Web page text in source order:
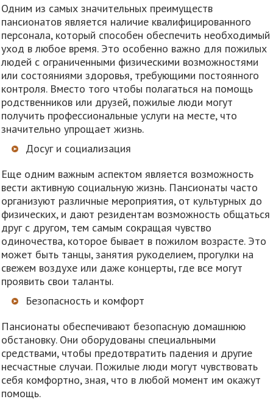
Одним из самых значительных преимуществ
пансионатов является наличие квалифицированного
персонала, который способен обеспечить необходимый
уход в любое время. Это особенно важно для пожилых
людей с ограниченными физическими возможностями
или состояниями здоровья, требующими постоянного
контроля. Вместо того чтобы полагаться на помощь
родственников или друзей, пожилые люди могут
получить профессиональные услуги на месте, что
значительно упрощает жизнь.
Досуг и социализация
Еще одним важным аспектом является возможность
вести активную социальную жизнь. Пансионаты часто
организуют различные мероприятия, от культурных до
физических, и дают резидентам возможность общаться
друг с другом, тем самым сокращая чувство
одиночества, которое бывает в пожилом возрасте. Это
может быть танцы, занятия рукоделием, прогулки на
свежем воздухе или даже концерты, где все могут
проявить свои таланты.
Безопасность и комфорт
Пансионаты обеспечивают безопасную домашнюю
обстановку. Они оборудованы специальными
средствами, чтобы предотвратить падения и другие
несчастные случаи. Пожилые люди могут чувствовать
себя комфортно, зная, что в любой момент им окажут
помощь.